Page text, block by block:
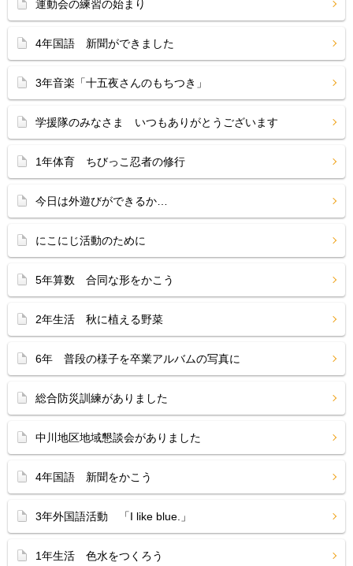
運動会の練習の始まり
4年国語 新聞ができました
3年音楽「十五夜さんのもちつき」
学援隊のみなさま いつもありがとうございます
1年体育 ちびっこ忍者の修行
今日は外遊びができるか…
にこにじ活動のために
5年算数 合同な形をかこう
2年生活 秋に植える野菜
6年 普段の様子を卒業アルバムの写真に
総合防災訓練がありました
中川地区地域懇談会がありました
4年国語 新聞をかこう
3年外国語活動 「I like blue.」
1年生活 色水をつくろう